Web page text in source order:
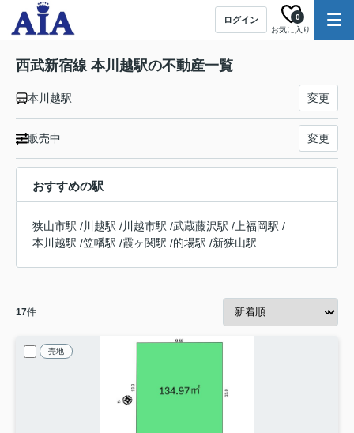
ログイン
お気に入り
0
西武新宿線 本川越駅の不動産一覧
本川越駅 変更
販売中 変更
おすすめの駅
狭山市駅 /川越駅 /川越市駅 /武蔵藤沢駅 / 上福岡駅 /
本川越駅 /笠幡駅 /霞ヶ関駅 /的場駅 /新狭山駅
17件
売地